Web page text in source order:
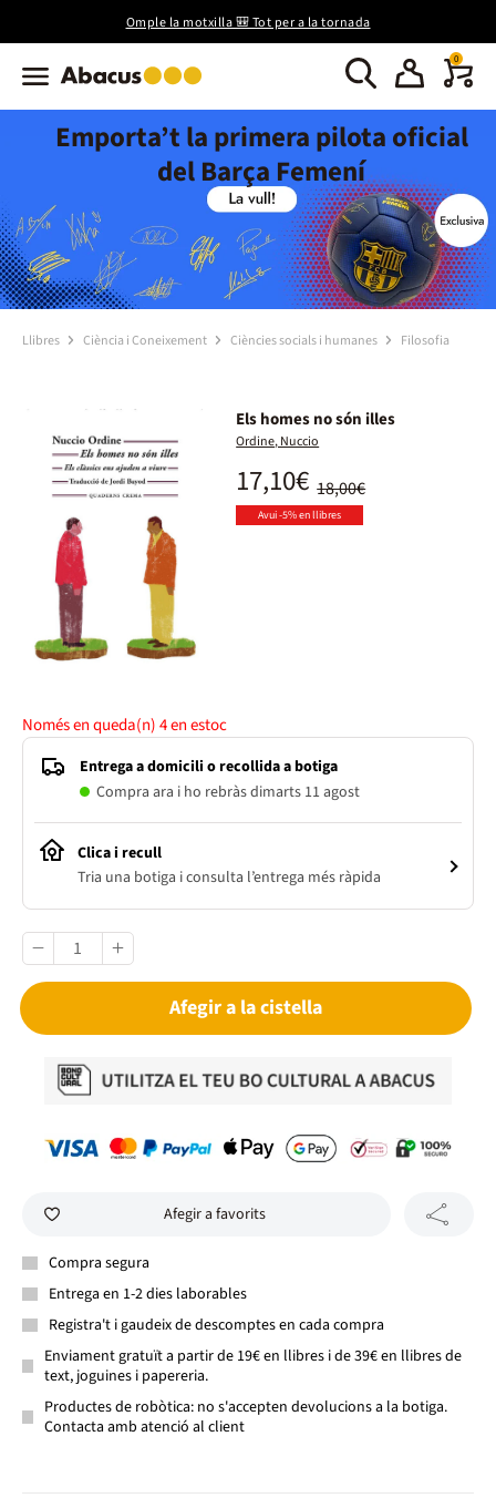
Omple la motxilla 🎒 Tot per a la tornada
0
Emporta’t la primera pilota oficial
del Barça Femení
Llibres Ciència i Coneixement Ciències socials i humanes Filosofia
Els homes no són illes
Ordine, Nuccio
18,00€
17,10€
Avui -5% en llibres
Només en queda(n)4en estoc
Entrega a domicili o recollida a botiga
Compra ara i ho rebràs dimarts 11 agost
Clica i recull
Tria una botiga i consulta l’entrega més ràpida
Afegir a la cistella
Afegir a favorits
Compra segura
Entrega en 1-2 dies laborables
Registra't i gaudeix de descomptes en cada compra
Enviament gratuït a partir de 19€ en llibres i de 39€ en llibres de
text, joguines i papereria.
Productes de robòtica: no s'accepten devolucions a la botiga.
Contacta amb atenció al client